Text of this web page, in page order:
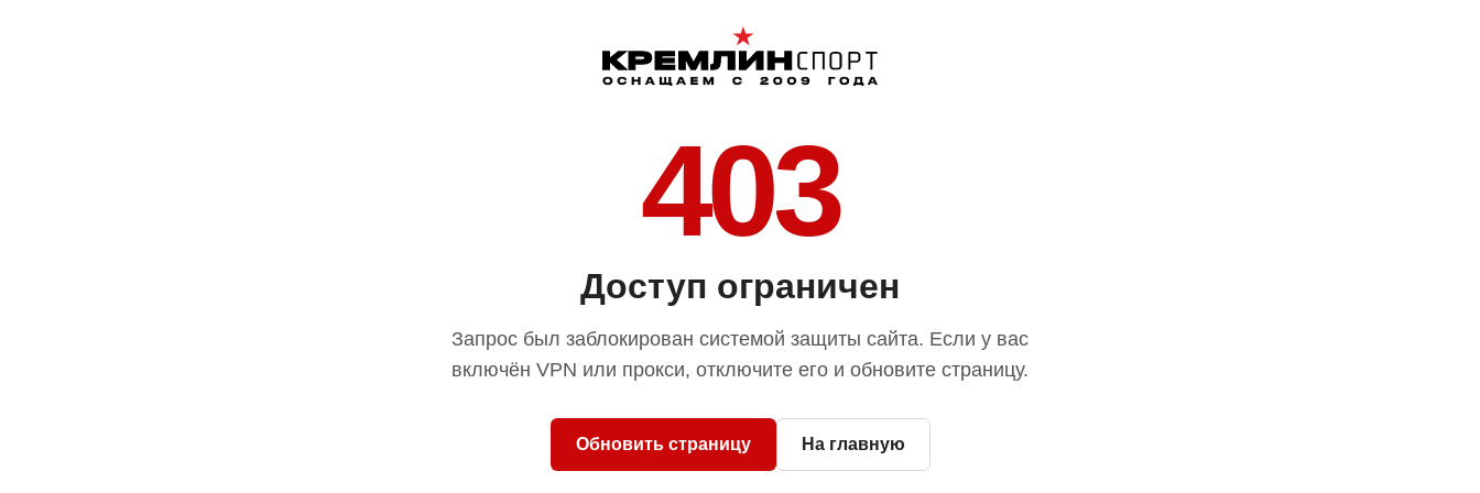
403
Доступ ограничен
Запрос был заблокирован системой защиты сайта. Если у вас
включён VPN или прокси, отключите его и обновите страницу.
Обновить страницу На главную